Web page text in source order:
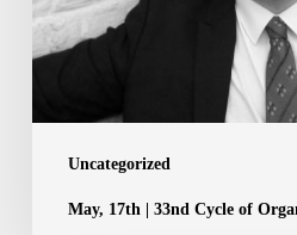
Uncategorized
Organ
Concerts
May, 17th | 33nd Cycle of